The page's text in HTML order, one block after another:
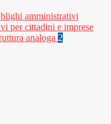
amministrativi
per cittadini e imprese
analoga 2